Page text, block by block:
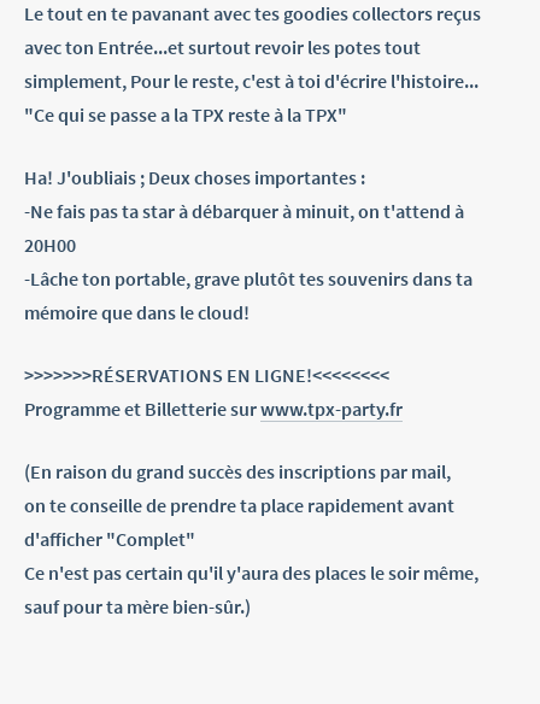
Le tout en te pavanant avec tes goodies collectors reçus
avec ton Entrée...et surtout revoir les potes tout
simplement, Pour le reste, c'est à toi d'écrire l'histoire...
"Ce qui se passe a la TPX reste à la TPX"
Ha! J'oubliais ; Deux choses importantes :
-Ne fais pas ta star à débarquer à minuit, on t'attend à
20H00
-Lâche ton portable, grave plutôt tes souvenirs dans ta
mémoire que dans le cloud!
>>>>>>>RÉSERVATIONS EN LIGNE!<<<<<<<<
Programme et Billetterie surwww.tpx-party.fr
(En raison du grand succès des inscriptions par mail,
on te conseille de prendre ta place rapidement avant
d'afficher "Complet"
Ce n'est pas certain qu'il y'aura des places le soir même,
sauf pour ta mère bien-sûr.)